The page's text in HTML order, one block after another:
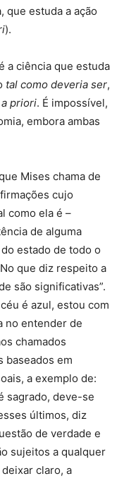
que estuda a ação
).
a ciência que estuda
tal como deveria ser,
a priori. É impossível,
embora ambas
Mises chama de
cujo
como ela é –
de alguma
estado de todo o
que diz respeito a
são significativas”.
é azul, estou com
no entender de
chamados
baseados em
a exemplo de:
sagrado, deve-se
últimos, diz
de verdade e
sujeitos a qualquer
deixar claro, a